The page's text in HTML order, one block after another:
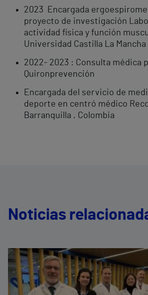
2023 Encargada
proyecto de investigación
actividad física y función
Universidad Castilla La Mancha
2022- 2023 : Consulta médica
Quironprevención
Encargada del servicio de
deporte en centró médico
Barranquilla , Colombia
Noticias